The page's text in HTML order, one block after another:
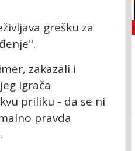
grešku za
zakazali i
igrača
priliku - da se ni
pravda